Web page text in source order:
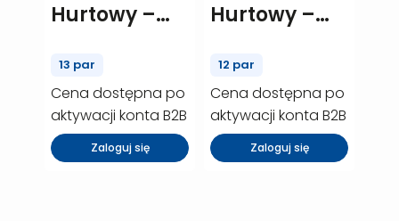
Hurtowy –
Kelia – 13 szt.
(P00875)
13 par
Cena dostępna po
aktywacji konta B2B
Zaloguj się
Hurtowy –
Pro – 12 szt.
(P00600)
12 par
Cena dostępna po
aktywacji konta B2B
Zaloguj się